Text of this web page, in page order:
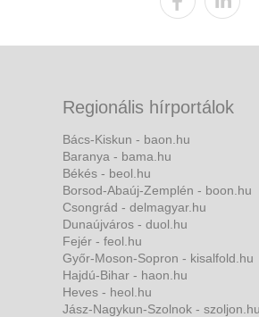
Regionális hírportálok
Bács-Kiskun - baon.hu
Baranya - bama.hu
Békés - beol.hu
Borsod-Abaúj-Zemplén - boon.hu
Csongrád - delmagyar.hu
Dunaújváros - duol.hu
Fejér - feol.hu
Győr-Moson-Sopron - kisalfold.hu
Hajdú-Bihar - haon.hu
Heves - heol.hu
Jász-Nagykun-Szolnok - szoljon.hu